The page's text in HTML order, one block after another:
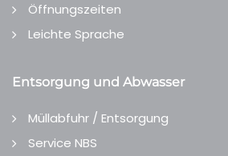
Öffnungszeiten
Leichte Sprache
Entsorgung und Abwasser
Müllabfuhr / Entsorgung
Service NBS